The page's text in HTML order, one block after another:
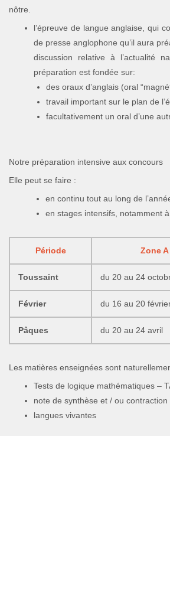
nôtre.
l’épreuve de langue anglaise, qui
de presse anglophone qu’il aura
discussion relative à l’actualité
préparation est fondée sur:
des oraux d’anglais (oral
travail important sur le plan de
facultativement un oral d’une
Notre préparation intensive aux concours
Elle peut se faire :
en continu tout au long de
en stages intensifs, notamment
Période Zone A
Toussaint du 20 au 24
Février du 16 au 20
Pâques du 20 au 24 avril
Les matières enseignées sont
Tests de logique mathématiques –
note de synthèse et / ou contraction
langues vivantes